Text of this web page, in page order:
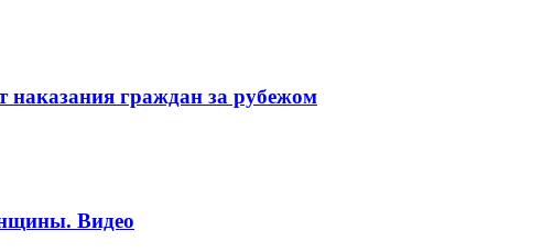
наказания граждан за рубежом
Видео